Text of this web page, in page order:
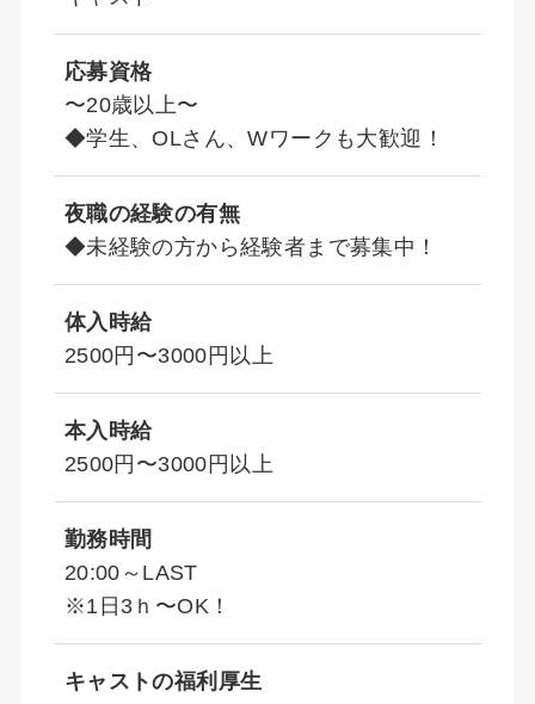
応募資格
〜20歳以上〜
◆学生、OLさん、Wワークも大歓迎！
夜職の経験の有無
◆未経験の方から経験者まで募集中！
体入時給
2500円〜3000円以上
本入時給
2500円〜3000円以上
勤務時間
20:00～LAST
※1日3ｈ〜OK！
キャストの福利厚生